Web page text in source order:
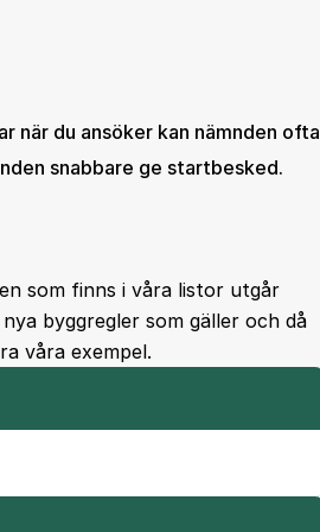
när du ansöker kan nämnden ofta
snabbare ge startbesked.
som finns i våra listor utgår
byggregler som gäller och då
våra exempel.